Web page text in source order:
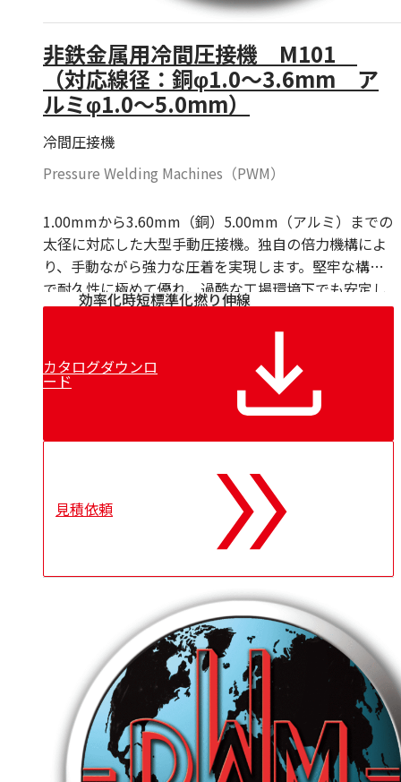
非鉄金属用冷間圧接機 M101
（対応線径：銅φ1.0～3.6mm ア
ルミφ1.0～5.0mm）
冷間圧接機
Pressure Welding Machines（PWM）
1.00mmから3.60mm（銅）5.00mm（アルミ）までの
太径に対応した大型手動圧接機。独自の倍力機構によ
り、手動ながら強力な圧着を実現します。堅牢な構造
で耐久性に極めて優れ、過酷な工場環境下でも安定し
たパフォーマンスを発揮する、長年愛され続ける信頼
効率化時短標準化撚り伸線
カタログダウンロ
ード
見積依頼